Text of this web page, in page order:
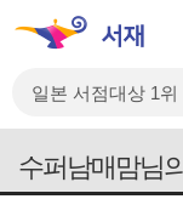
수퍼남매맘님